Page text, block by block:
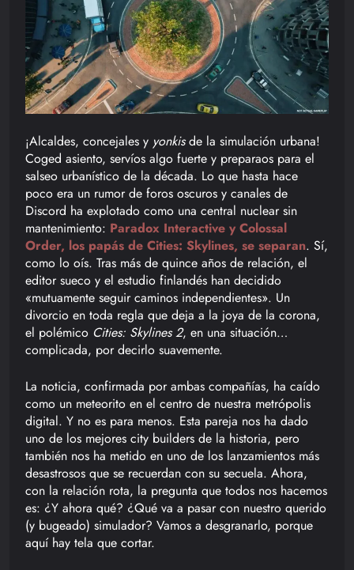
¡Alcaldes, concejales y yonkisde la simulación urbana!
Coged asiento, servíos algo fuerte y preparaos para el
salseo urbanístico de la década. Lo que hasta hace
poco era un rumor de foros oscuros y canales de
Discord ha explotado como una central nuclear sin
mantenimiento: Paradox Interactive y Colossal
Order, los papás de Cities: Skylines, se separan. Sí,
como lo oís. Tras más de quince años de relación, el
editor sueco y el estudio finlandés han decidido
«mutuamente seguir caminos independientes». Un
divorcio en toda regla que deja a la joya de la corona,
el polémico Cities: Skylines 2, en una situación…
complicada, por decirlo suavemente.
La noticia, confirmada por ambas compañías, ha caído
como un meteorito en el centro de nuestra metrópolis
digital. Y no es para menos. Esta pareja nos ha dado
uno de los mejores city builders de la historia, pero
también nos ha metido en uno de los lanzamientos más
desastrosos que se recuerdan con su secuela. Ahora,
con la relación rota, la pregunta que todos nos hacemos
es: ¿Y ahora qué? ¿Qué va a pasar con nuestro querido
(y bugeado) simulador? Vamos a desgranarlo, porque
aquí hay tela que cortar.